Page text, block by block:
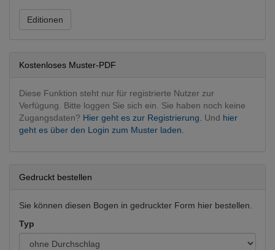
Chirurgie
Allgemeinchirurgie
Dermatologie operativ
Geburtshilfe
Gynäkologie
HNO
HNO konservativ
Mund, Kiefer, Gesicht
Neurologie
Ophthalmologie
Ophthalmologie operativ
Editionen
Kostenloses Muster-PDF
Diese Funktion steht nur für registrierte Nutzer zur
Verfügung. Bitte loggen Sie sich ein. Sie haben noch keine
Zugangsdaten? Hier geht es zur Registrierung. Und hier
geht es über den Login zum Muster laden.
Gedruckt bestellen
Sie können diesen Bogen in gedruckter Form hier bestellen.
Typ